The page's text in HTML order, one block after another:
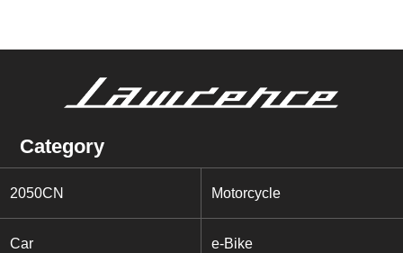
Category
2050CN Motorcycle
Car e-Bike